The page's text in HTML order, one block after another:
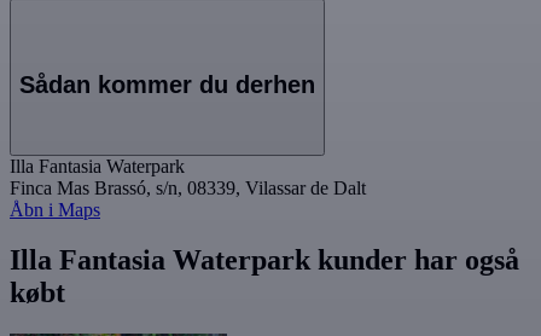
Sådan kommer du derhen
Illa Fantasia Waterpark
Finca Mas Brassó, s/n, 08339, Vilassar de Dalt
Åbn i Maps
Illa Fantasia Waterpark kunder har også
købt